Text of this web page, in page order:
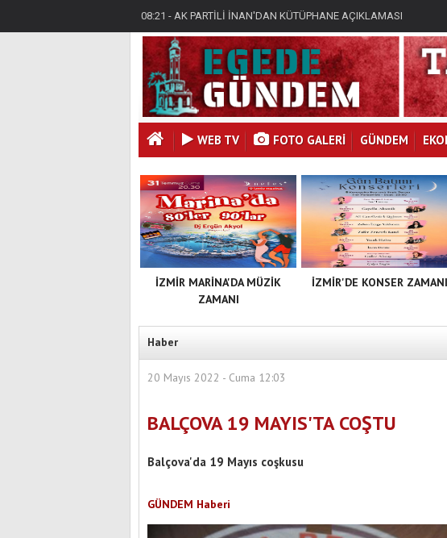
08:21 - AK PARTİLİ İNAN'DAN KÜTÜPHANE AÇIKLAMASI
08:21 - AK PARTİLİ İNAN'DAN KÜTÜPHANE AÇIKLAMASI
WEB TV FOTO GALERI GÜNDEM
İZMİR MARİNA'DA MÜZİK
ZAMANI
İZMİR'DE KONSER ZAMANI
Haber
20 Mayıs 2022 - Cuma 12:03
BALÇOVA 19 MAYIS'TA COŞTU
Balçova'da 19 Mayıs coşkusu
GÜNDEM Haberi